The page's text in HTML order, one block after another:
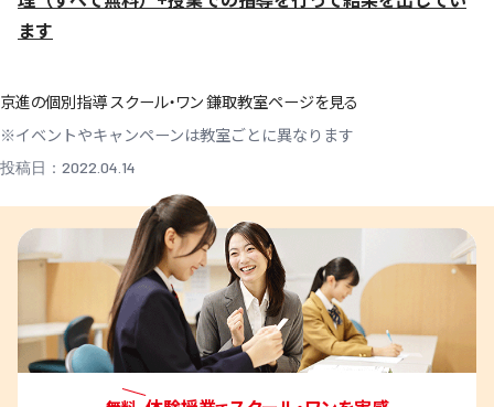
ます
京進の個別指導 スクール・ワン 鎌取教室ページを見る
※イベントやキャンペーンは教室ごとに異なります
投稿日：2022.04.14